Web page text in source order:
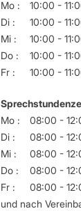
Mo :
10:00 -
Di :
10:00 -
Mi :
10:00 -
Do :
10:00 -
Fr :
10:00 -
Mo :
08:00 -
Di :
08:00 -
Mi :
08:00 -
Do :
08:00 -
Fr :
08:00 -
und nach